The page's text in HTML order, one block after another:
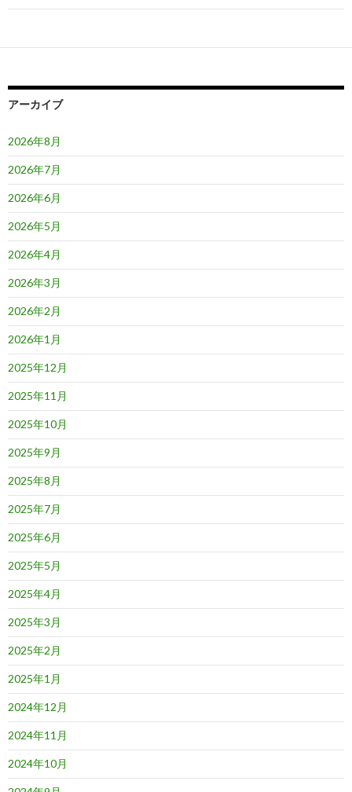
ゲ
ー
ョ
アーカイブ
2026年8月
2026年7月
2026年6月
2026年5月
2026年4月
2026年3月
2026年2月
2026年1月
2025年12月
2025年11月
2025年10月
2025年9月
2025年8月
2025年7月
2025年6月
2025年5月
2025年4月
2025年3月
2025年2月
2025年1月
2024年12月
2024年11月
2024年10月